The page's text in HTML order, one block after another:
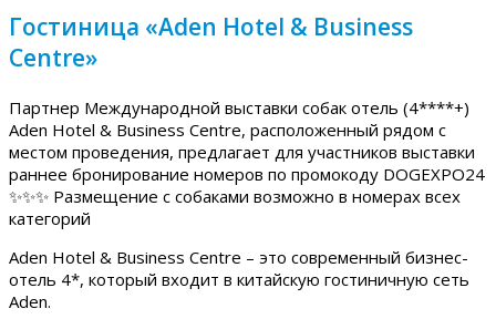
Гостиница «Aden Hotel & Business
Centre»
Партнер Международной выставки собак отель (4****+)
Aden Hotel & Business Centre, расположенный рядом с
местом проведения, предлагает для участников выставки
раннее бронирование номеров по промокоду DOGEXPO24
✨✨✨ Размещение с собаками возможно в номерах всех
категорий
Aden Hotel & Business Centre – это современный бизнес-
отель 4*, который входит в китайскую гостиничную сеть
Aden.